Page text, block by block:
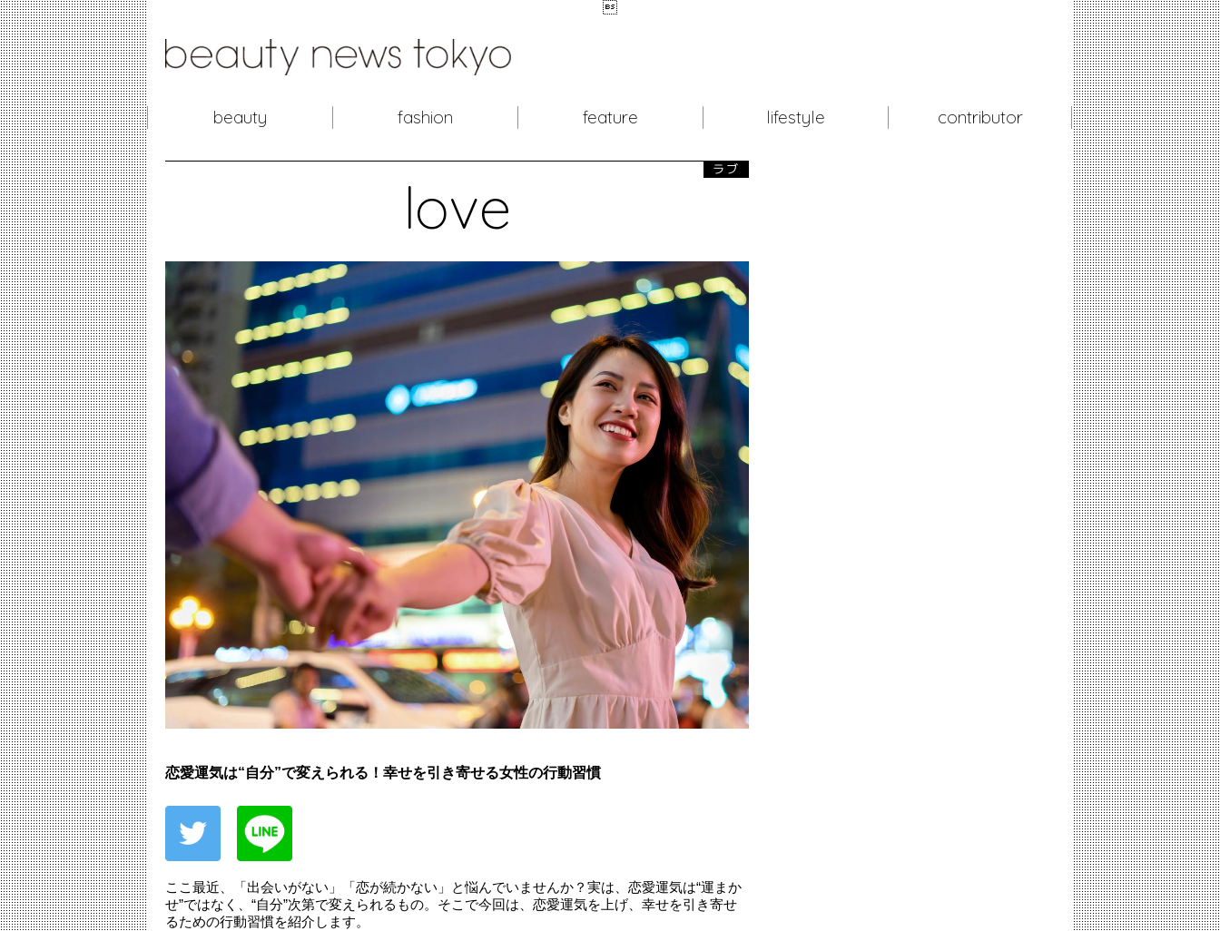

beauty fashion feature lifestyle contributor
love
ラブ
恋愛運気は“自分”で変えられる！幸せを引き寄せる女性の行動習慣
ここ最近、「出会いがない」「恋が続かない」と悩んでいませんか？実は、恋愛運気は“運まか
せ”ではなく、“自分”次第で変えられるもの。そこで今回は、恋愛運気を上げ、幸せを引き寄せ
るための行動習慣を紹介します。